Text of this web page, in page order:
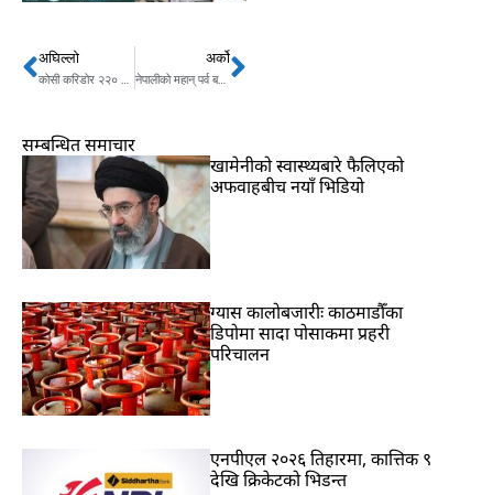
Prev
अघिल्लो
कोसी करिडोर २२० केभी प्रसारण लाइनको पहिलो खण्ड निर्माण सम्पन्न
अर्को
नेपालीको महान् पर्व बडादसैँ सुरु, आज घटस्थापना Next
सम्बन्धित समाचार
खामेनीको स्वास्थ्यबारे फैलिएको
अफवाहबीच नयाँ भिडियो
ग्यास कालोबजारीः काठमाडौँका
डिपोमा सादा पोसाकमा प्रहरी
परिचालन
एनपीएल २०२६ तिहारमा, कात्तिक ९
देखि क्रिकेटको भिडन्त